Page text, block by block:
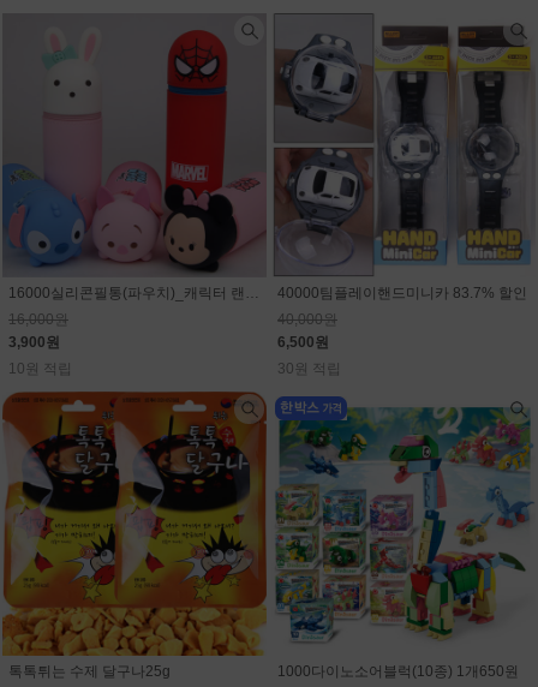
16000실리콘필통(파우치)_캐릭터 랜덤(마블,스티치,디즈니)75.6% 할인
16,000원
3,900원
10원 적립
40000팀플레이핸드미니카 83.7% 할인
40,000원
6,500원
30원 적립
톡톡튀는 수제 달구나25g
1000다이노소어블럭(10종) 1개650원